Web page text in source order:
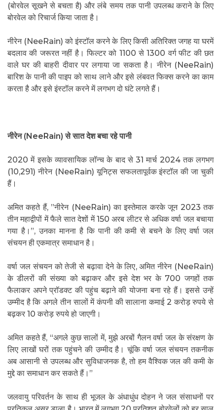
(बोरवेल सूखने से बचता है) और लंबे समय तक पानी उपलब्ध कराने के लिए
बोरवेल को रिचार्ज किया जाता है।
नीरेन (NeeRain) को इंस्टॉल करने के लिए किसी अतिरिक्त जगह या घरमें
बदलाव की जरूरत नहीं है। फिल्टर को 1100 से 1300 वर्ग फीट की छत
वाले घर की बाहरी दीवार पर लगाया जा सकता है। नीरेन (NeeRain)
बारिश के पानी की पाइप को साथ लाने और इसे लंबवत फिक्स करने का काम
करता है और इसे इंस्टॉल करने में लगभग दो घंटे लगते हैं।
नीरेन (NeeRain)से सात देश बचा रहे पानी
2020 में इसके व्यावसायिक लॉन्च के बाद से 31 मार्च 2024 तक लगभग
(10,291) नीरेन (NeeRain) यूनिट्स सफलतापूर्वक इंस्टॉल की जा चुकी
हैं।
अमित कहते हैं, ”नीरेन (NeeRain) का इस्तेमाल करके जून 2023 तक
तीन महाद्वीपों में फैले सात देशों में 150 अरब लीटर से अधिक वर्षा जल बचाया
गया है।”, उनका मानना है कि पानी की कमी से बचने के लिए वर्षा जल
संचयन ही एकमात्र समाधान है।
वर्षा जल संचयन को तेजी से बढ़ावा देने के लिए, अमित नीरेन (NeeRain)
के डीलरों की संख्या को बढ़ाकर और इसे देश भर के 700 जगहों तक
फैलाकर अपने प्रॉडक्ट की पहुंच बढ़ाने की योजना बना रहे हैं। इससे उन्हें
उम्मीद है कि अगले तीन सालों में कंपनी की सालाना कमाई 2 करोड़ रुपये से
बढ़कर 10 करोड़ रुपये हो जाएगी।
अमित कहते हैं, “अगले कुछ सालों में, मुझे अरबों गैलन वर्षा जल के संरक्षण के
लिए लाखों घरों तक पहुंचने की उम्मीद है। चूंकि वर्षा जल संचयन तकनीक
अब आसानी से उपलब्ध और सुविधाजनक है, तो हम वैश्विक जल की कमी के
मुद्दे का समाधान कर सकते हैं।”
जलवायु परिवर्तन के साथ ही भूजल के अंधाधुंध दोहन ने जल संसाधनों पर